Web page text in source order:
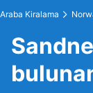
Araba Kiralama